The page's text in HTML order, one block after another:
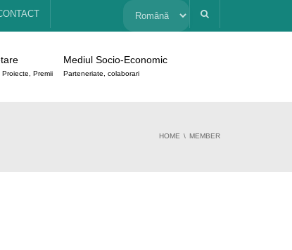
Alege
limbă
Proiecte, Premii
Mediul Socio-Economic
Parteneriate, colaborari
HOME MEMBER